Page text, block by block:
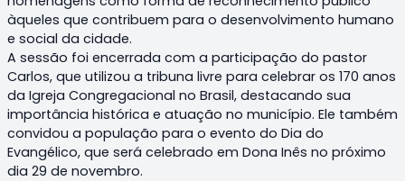
àqueles que contribuem para o desenvolvimento humano
e social da cidade.
A sessão foi encerrada com a participação do pastor
Carlos, que utilizou a tribuna livre para celebrar os 170 anos
da Igreja Congregacional no Brasil, destacando sua
importância histórica e atuação no município. Ele também
convidou a população para o evento do Dia do
Evangélico, que será celebrado em Dona Inês no próximo
dia 29 de novembro.